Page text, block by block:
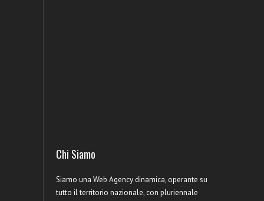
Chi Siamo
Siamo una Web Agency dinamica, operante su
tutto il territorio nazionale, con pluriennale